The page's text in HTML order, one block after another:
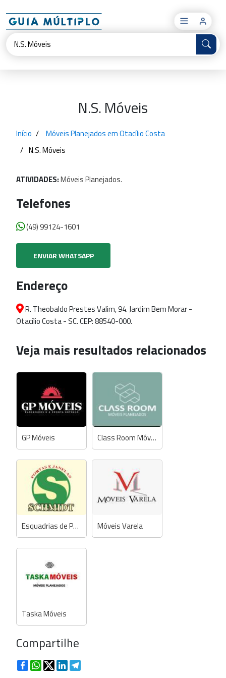
×
N.S. Móveis
Início
Móveis Planejados em Otacílio Costa
N.S. Móveis
ATIVIDADES:MóveisPlanejados.
Telefones
(49) 99124-1601
ENVIAR WHATSAPP
Endereço
R. Theobaldo Prestes Valim, 94. Jardim Bem Morar -
Otacílio Costa - SC. CEP: 88540-000.
Veja mais resultados relacionados
GP Móveis Class Room Móveis Planejados
Esquadrias de Portas e Janelas Schmidt Móveis Varela
Taska Móveis
Compartilhe
FacebookWhatsApp
TwitterLinkedIn